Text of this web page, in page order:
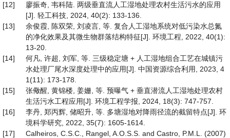
[12]
廖振奇, 韦科陆. 两级垂直流人工湿地处理农村生活污水的应用
[J]. 轻工科技, 2024, 40(2): 133-136.
[13]
余俊霞, 陈双荣, 刘凌言, 等. 复合人工湿地系统对低污染水总氮
的净化效果及其微生物群落结构特征[J]. 环境工程, 2022, 40(1):
13-20.
[14]
何凡, 许超, 刘军, 等. 三级稳定塘 + 人工湿地组合工艺在城镇污
水处理厂尾水深度处理中的应用[J]. 中国资源综合利用, 2023, 4
1(11): 173-178.
[15]
张儆醒, 黄锦楼, 姜姗, 等. 预曝气 + 垂直潜流人工湿地处理农村
生活污水工程应用[J]. 环境工程学报, 2024, 18(3): 747-757.
[16]
李丹, 郑丙辉, 储昭升, 等. 多塘湿地对降雨径流的截留特点[J]. 环
境科学研究, 2022, 35(7): 1605-1614.
[17]
Calheiros, C.S.C., Rangel, A.O.S.S. and Castro, P.M.L. (2007)